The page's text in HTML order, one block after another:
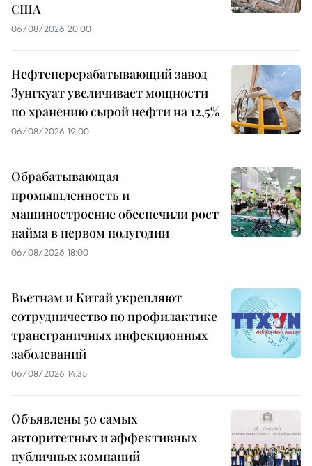
США
06/08/2026 20:00
Нефтеперерабатывающий завод
Зунгкуат увеличивает мощности
по хранению сырой нефти на 12,5%
06/08/2026 19:00
Обрабатывающая
промышленность и
машиностроение обеспечили рост
найма в первом полугодии
06/08/2026 18:00
Вьетнам и Китай укрепляют
сотрудничество по профилактике
трансграничных инфекционных
заболеваний
06/08/2026 14:35
Объявлены 50 самых
авторитетных и эффективных
публичных компаний